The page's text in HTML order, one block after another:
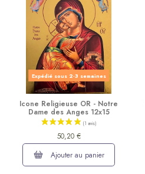
Expédié sous 2-3 semaines
Icone Religieuse OR - Notre
Dame des Anges 12x15
50,20 €
Ajouter au panier